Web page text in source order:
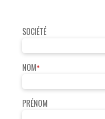
SOCIÉTÉ
NOM*
PRÉNOM